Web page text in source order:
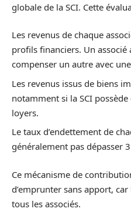
globale de la SCI. Cette
Les revenus de chaque
profils financiers. Un
compenser un autre avec
Les revenus issus de biens
notamment si la SCI
loyers.
Le taux d’endettement de
généralement pas dépasser
Ce mécanisme de
d’emprunter sans apport,
tous les associés.